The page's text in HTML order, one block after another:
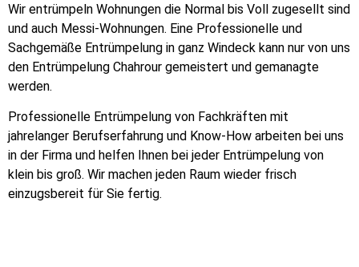
Wir entrümpeln Wohnungen die Normal bis Voll zugesellt sind
und auch Messi-Wohnungen. Eine Professionelle und
Sachgemäße Entrümpelung in ganz Windeck kann nur von uns
den Entrümpelung Chahrour gemeistert und gemanagte
werden.
Professionelle Entrümpelung von Fachkräften mit
jahrelanger Berufserfahrung und Know-How arbeiten bei uns
in der Firma und helfen Ihnen bei jeder Entrümpelung von
klein bis groß. Wir machen jeden Raum wieder frisch
einzugsbereit für Sie fertig.